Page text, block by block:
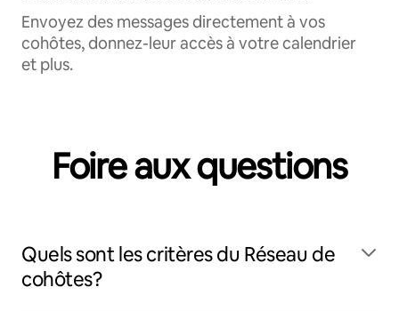
Envoyez des messages directement à vos
cohôtes, donnez-leur accès à votre calendrier
et plus.
Foire aux questions
Quels sont les critères du Réseau de
cohôtes?